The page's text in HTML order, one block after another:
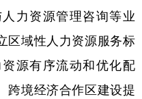
力资源管理咨询等业
区域性人力资源服务标
源有序流动和优化配
跨境经济合作区建设提